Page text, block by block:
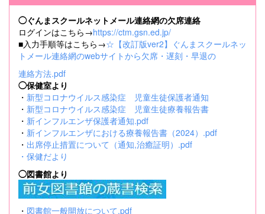
◯ぐんまスクールネットメール連絡網の欠席連絡
ログインはこちら→https://ctm.gsn.ed.jp/
■入力手順等はこちら→☆【改訂版ver2】ぐんまスクールネッ
トメール連絡網のwebサイトから欠席・遅刻・早退の
連絡方法.pdf
◯保健室より
・ 新型コロナウイルス感染症 児童生徒保護者通知
・ 新型コロナウイルス感染症 児童生徒療養報告書
・ 新インフルエンザ保護者通知.pdf
・ 新インフルエンザにおける療養報告書（2024）.pdf
・ 出席停止措置について（通知,治癒証明）.pdf
・ 保健だより
◯図書館より
・ 図書館一般開放について.pdf